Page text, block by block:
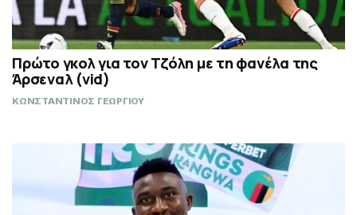
Πρώτο γκολ για τον Τζόλη με τη φανέλα της
Άρσεναλ (vid)
ΚΩΝΣΤΑΝΤΙΝΟΣ ΓΕΩΡΓΙΟΥ